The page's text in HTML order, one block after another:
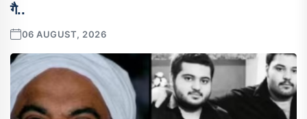
गै..
06 AUGUST, 2026